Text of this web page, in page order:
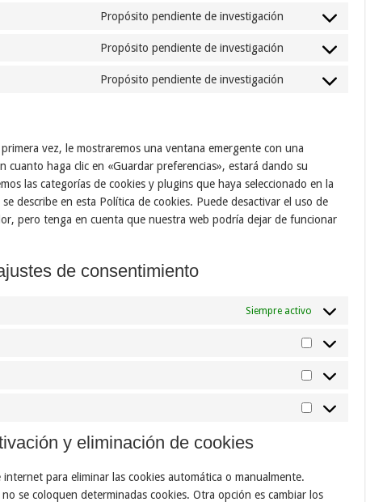
wordfence
mixpanel
Propósito pendiente de investigación
Consent
google-
Propósito pendiente de investigación
Consent
Propósito pendiente de investigación
Consent
vez, le mostraremos una ventana emergente con una
cuanto haga clic en «Guardar preferencias», estará dando su
las categorías de cookies y plugins que haya seleccionado en la
describe en esta Política de cookies. Puede desactivar el uso de
pero tenga en cuenta que nuestra web podría dejar de funcionar
de consentimiento
Siempre activo
Preferencias
Estadísticas
Marketing
y eliminación de cookies
para eliminar las cookies automática o manualmente.
se coloquen determinadas cookies. Otra opción es cambiar los